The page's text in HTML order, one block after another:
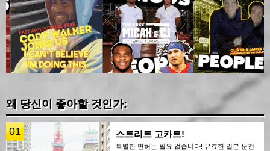
왜 당신이 좋아할 것인가:
01 스트리트 고카트!
특별한 면허는 필요 없습니다! 유효한 일본 운전